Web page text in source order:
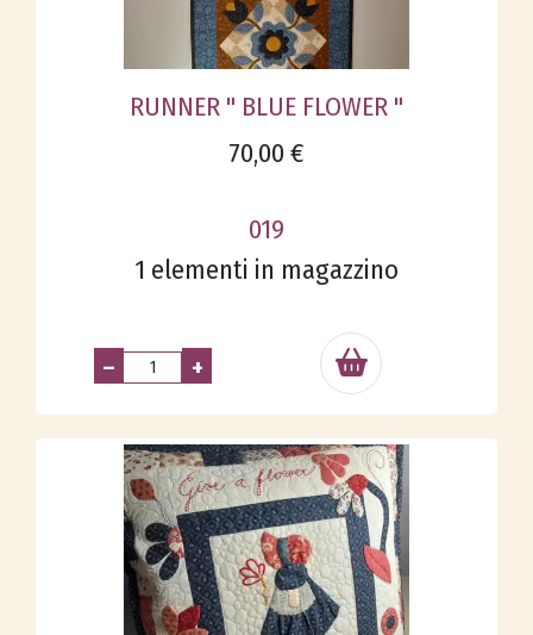
RUNNER " BLUE FLOWER "
70,00 €
019
1 elementi in magazzino
– +